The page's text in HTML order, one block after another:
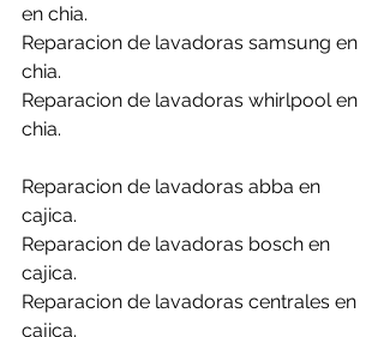
en chia.
Reparacion de lavadoras samsung en
chia.
Reparacion de lavadoras whirlpool en
chia.
Reparacion de lavadoras abba en
cajica.
Reparacion de lavadoras bosch en
cajica.
Reparacion de lavadoras centrales en
cajica.